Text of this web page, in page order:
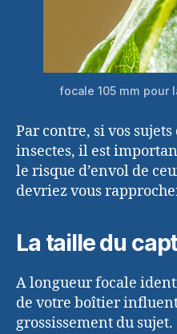
focale 105 mm pour
Par contre, si vos
insectes, il est
le risque d’envol de
devriez vous
La taille du
A longueur focale
de votre boîtier
grossissement du sujet.